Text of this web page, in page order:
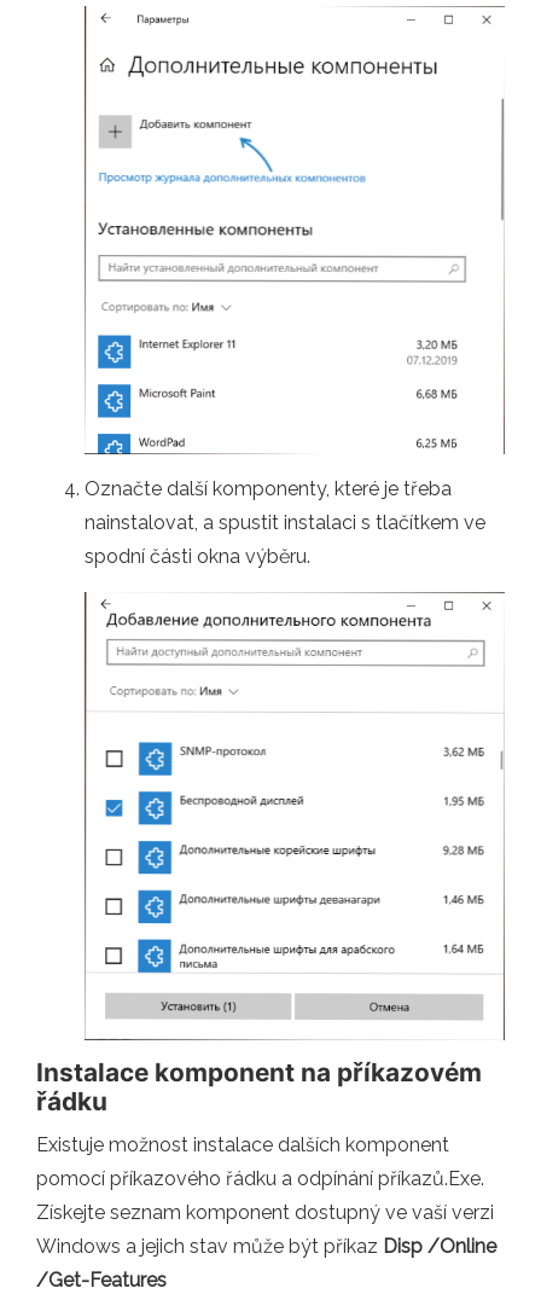
Označte další komponenty, které je třeba
nainstalovat, a spustit instalaci s tlačítkem ve
spodní části okna výběru.
Instalace komponent na příkazovém
řádku
Existuje možnost instalace dalších komponent
pomocí příkazového řádku a odpínání příkazů.Exe.
Získejte seznam komponent dostupný ve vaší verzi
Windows a jejich stav může být příkaz Disp /Online
/Get-Features